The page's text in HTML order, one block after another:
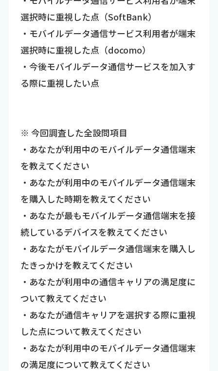
選択時に重視した点（SoftBank）
・モバイルデータ通信サービス利用者が端末
選択時に重視した点（docomo）
・今後モバイルデータ通信サービスを加入す
る際に重視したい点
※ 今回調査した全設問項目
・あなたが利用中のモバイルデータ通信端末
を教えてください
・あなたが利用中のモバイルデータ通信端末
を購入した時期を教えてください
・あなたが最もモバイルデータ通信端末を接
続しているデバイスを教えてください
・あなたがモバイルデータ通信端末を購入し
たきっかけを教えてください
・あなたが利用中の通信キャリアの満足度に
ついて教えてください
・あなたが通信キャリアを選択する際に重視
した点について教えてください
・あなたが利用中のモバイルデータ通信端末
の満足度について教えてください